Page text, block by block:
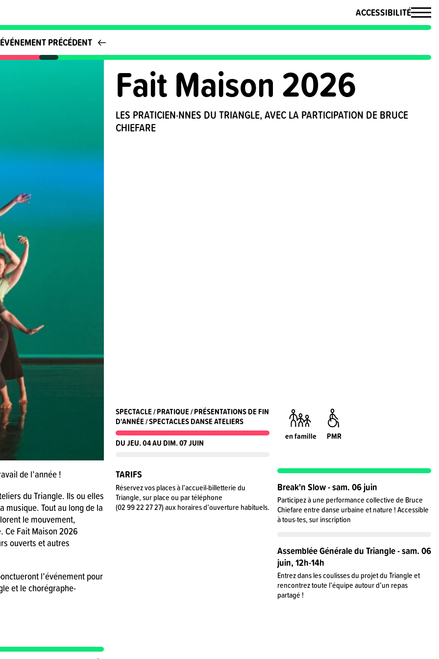
ACCESSIBILITÉ
ÉVÉNEMENT PRÉCÉDENT
Fait Maison 2026
LES PRATICIEN·NNES DU TRIANGLE, AVEC LA PARTICIPATION DE BRUCE
CHIEFARE
SPECTACLE / PRATIQUE / PRÉSENTATIONS DE FIN
D'ANNÉE / SPECTACLES DANSE ATELIERS
DU JEU. 04 AU DIM. 07 JUIN
en famille PMR
de l’année !
du Triangle. Ils ou elles
musique. Tout au long de la
le mouvement,
Fait Maison 2026
ouverts et autres
l’événement pour
et le chorégraphe-
TARIFS
Réservez vos places à l’accueil-billetterie du
Triangle, sur place ou par téléphone
(02 99 22 27 27) aux horaires d’ouverture habituels.
Break'n Slow - sam. 06 juin
Participez à une performance collective de Bruce
Chiefare entre danse urbaine et nature ! Accessible
à tous·tes, sur inscription
Assemblée Générale du Triangle - sam. 06
juin, 12h-14h
Entrez dans les coulisses du projet du Triangle et
rencontrez toute l’équipe autour d’un repas
partagé !